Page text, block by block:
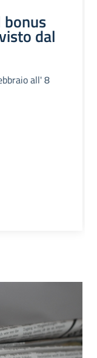
dal
all' 8